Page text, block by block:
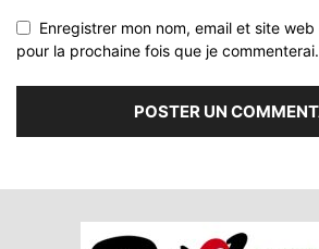
Enregistrer mon nom, email et site
pour la prochaine fois que je commenterai.